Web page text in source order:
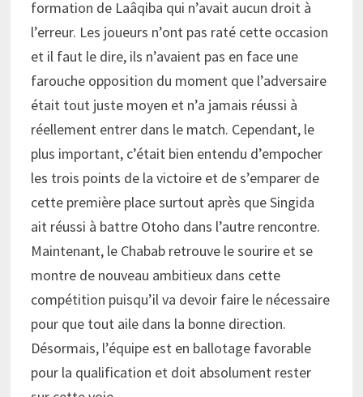
formation de Laâqiba qui n’avait aucun droit à
l’erreur. Les joueurs n’ont pas raté cette occasion
et il faut le dire, ils n’avaient pas en face une
farouche opposition du moment que l’adversaire
était tout juste moyen et n’a jamais réussi à
réellement entrer dans le match. Cependant, le
plus important, c’était bien entendu d’empocher
les trois points de la victoire et de s’emparer de
cette première place surtout après que Singida
ait réussi à battre Otoho dans l’autre rencontre.
Maintenant, le Chabab retrouve le sourire et se
montre de nouveau ambitieux dans cette
compétition puisqu’il va devoir faire le nécessaire
pour que tout aile dans la bonne direction.
Désormais, l’équipe est en ballotage favorable
pour la qualification et doit absolument rester